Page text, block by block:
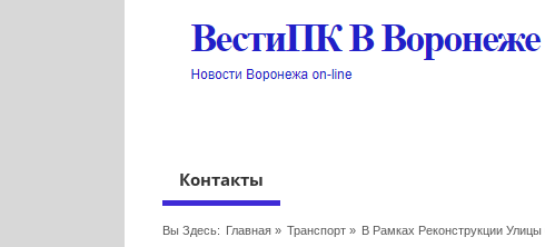
Контакты
Вы Здесь: Главная» Транспорт » В Рамках Реконструкции